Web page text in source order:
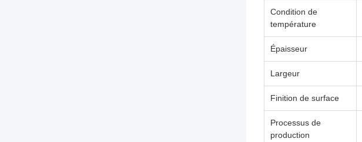
Condition de
température
Épaisseur
Largeur
Finition de surface
Processus de
production